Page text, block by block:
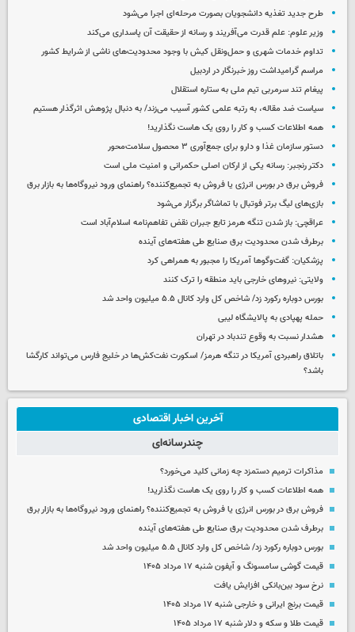
طرح جدید تغذیه دانشجویان بصورت مرحله‌ای اجرا می‌شود
وزیر علوم: علم قدرت می‌آفریند و رسانه از حقیقت آن پاسداری می‌کند
تداوم خدمات شهری و حمل‌ونقل کیش با وجود محدودیت‌های ناشی از شرایط کشور
مراسم گرامیداشت روز خبرنگار در اردبیل
پیغام تند سرمربی تیم ملی به ستاره استقلال
سیاست ضد مقاله، به رتبه علمی کشور آسیب می‌زند/ به دنبال پژوهش اثرگذار هستیم
همه اطلاعات کسب‌ و کار را روی یک هاست نگذارید!
دستور سازمان غذا و دارو برای جمع‌آوری ۳ محصول سلامت‌محور
دکتر رنجبر: رسانه یکی از ارکان اصلی حکمرانی و امنیت ملی است
فروش برق در بورس انرژی یا فروش به تجمیع‌کننده؟ راهنمای ورود نیروگاه‌ها به بازار برق
بازی‌های لیگ برتر فوتبال با تماشاگر برگزار می‌شود
عراقچی: باز شدن تنگه هرمز تابع جبران نقض تفاهم‌نامه اسلام‌آباد است
برطرف شدن محدودیت‌ برق صنایع طی هفته‌های آینده
پزشکیان: گفت‌وگوها آمریکا را مجبور به همراهی کرد
ولایتی: نیروهای خارجی باید منطقه را ترک کنند
بورس دوباره رکورد زد/ شاخص کل وارد کانال ۵.۵ میلیون واحد شد
حمله پهپادی به پالایشگاه لیبی
هشدار نسبت به وقوع تندباد در تهران
باتلاق راهبردی آمریکا در تنگه هرمز/ اسکورت نفت‌کش‌ها در خلیج فارس می‌تواند کارگشا
باشد؟
آخرین اخبار اقتصادی
چندرسانه‌ای
مذاکرات ترمیم دستمزد چه زمانی کلید می‌خورد؟
همه اطلاعات کسب‌ و کار را روی یک هاست نگذارید!
فروش برق در بورس انرژی یا فروش به تجمیع‌کننده؟ راهنمای ورود نیروگاه‌ها به بازار برق
برطرف شدن محدودیت‌ برق صنایع طی هفته‌های آینده
بورس دوباره رکورد زد/ شاخص کل وارد کانال ۵.۵ میلیون واحد شد
قیمت گوشی سامسونگ و آیفون شنبه ۱۷ مرداد ۱۴۰۵
نرخ سود بین‌بانکی افزایش یافت
قیمت برنج ایرانی و خارجی شنبه ۱۷ مرداد ۱۴۰۵
قیمت طلا و سکه و دلار شنبه ۱۷ مرداد ۱۴۰۵